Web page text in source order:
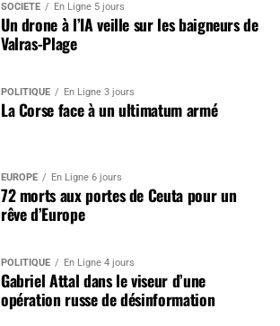
SOCIÉTÉ En Ligne 5 jours
Un drone à l’IA veille sur les baigneurs de
Valras-Plage
POLITIQUE En Ligne 3 jours
La Corse face à un ultimatum armé
EUROPE En Ligne 6 jours
72 morts aux portes de Ceuta pour un
rêve d’Europe
POLITIQUE En Ligne 4 jours
Gabriel Attal dans le viseur d’une
opération russe de désinformation